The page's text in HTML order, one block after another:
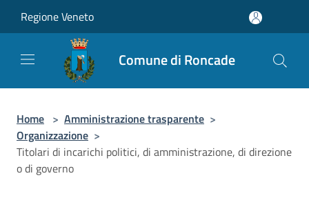
Regione Veneto
Comune di Roncade
Home > Amministrazione trasparente >
Organizzazione >
Titolari di incarichi politici, di amministrazione, di direzione
o di governo